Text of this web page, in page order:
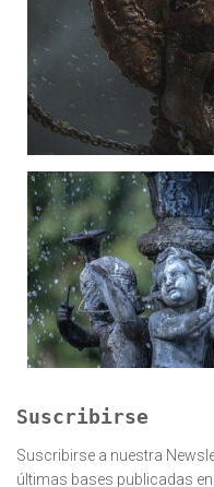
Suscribirse
Suscribirse a nuestra
últimas bases publicadas